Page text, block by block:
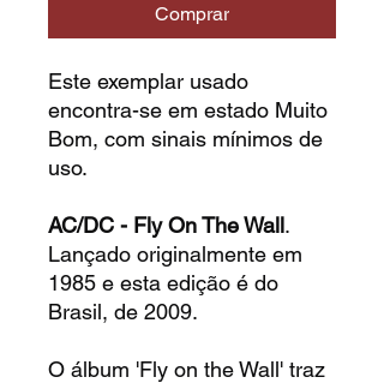
Comprar
Este exemplar usado
encontra-se em estado Muito
Bom, com sinais mínimos de
uso.
AC/DC - Fly On The Wall.
Lançado originalmente em
1985 e esta edição é do
Brasil, de 2009.
O álbum 'Fly on the Wall' traz